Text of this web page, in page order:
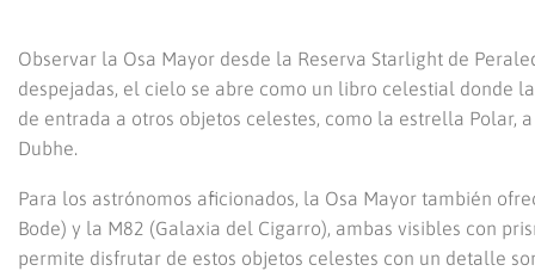
Observar la Osa Mayor desde la Reserva Starlight de
despejadas, el cielo se abre como un libro celestial donde
de entrada a otros objetos celestes, como la estrella
Dubhe.
Para los astrónomos aficionados, la Osa Mayor también
Bode) y la M82 (Galaxia del Cigarro), ambas visibles con
permite disfrutar de estos objetos celestes con un detalle